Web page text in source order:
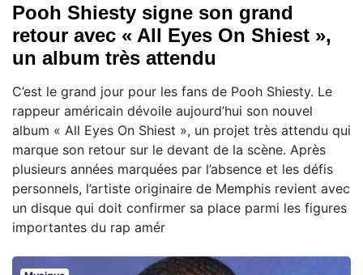
Pooh Shiesty signe son grand
retour avec « All Eyes On Shiest »,
un album très attendu
C’est le grand jour pour les fans de Pooh Shiesty. Le
rappeur américain dévoile aujourd’hui son nouvel
album « All Eyes On Shiest », un projet très attendu qui
marque son retour sur le devant de la scène. Après
plusieurs années marquées par l’absence et les défis
personnels, l’artiste originaire de Memphis revient avec
un disque qui doit confirmer sa place parmi les figures
importantes du rap amér